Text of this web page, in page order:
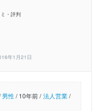
・評判
年1月21日
男性/10年前 / 法人営業/